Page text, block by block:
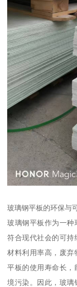
玻璃钢平板的环保与
玻璃钢平板作为一种
符合现代社会的可持
材料利用率高，废弃
平板的使用寿命长，
境污染。因此，玻璃